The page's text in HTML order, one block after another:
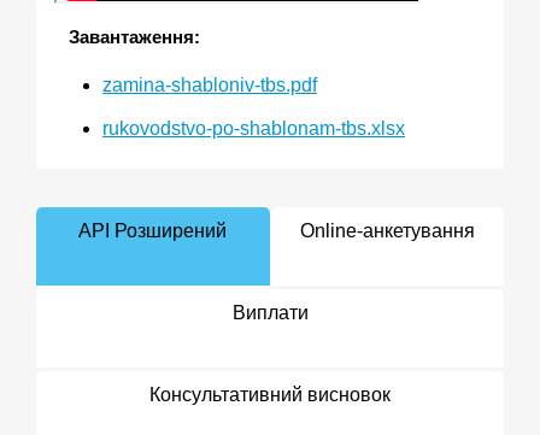
Завантаження:
zamina-shabloniv-tbs.pdf
rukovodstvo-po-shablonam-tbs.xlsx
API Розширений Online-анкетування
Виплати
Консультативний висновок